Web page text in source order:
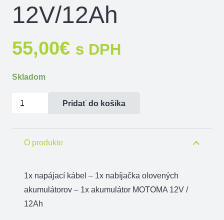
12V/12Ah
55,00€ s DPH
Skladom
množstvo
Pridať do košíka
O produkte
1x napájací kábel – 1x nabíjačka olovených
akumulátorov – 1x akumulátor MOTOMA 12V /
12Ah